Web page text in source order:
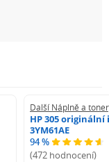
Další Náplně a
HP 305
3YM61AE
94 %
(472 hodnocení)